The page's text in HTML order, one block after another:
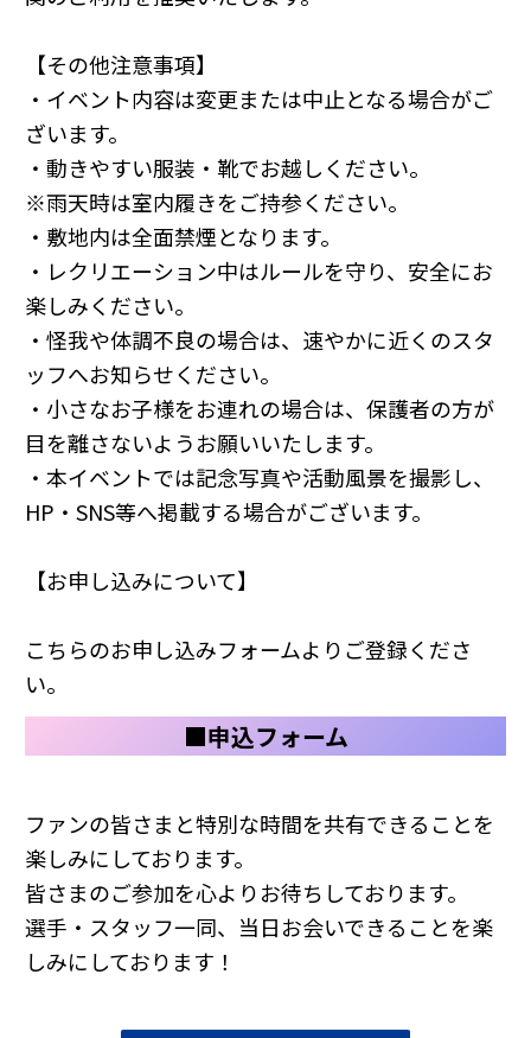
【その他注意事項】
・イベント内容は変更または中止となる場合がご
ざいます。
・動きやすい服装・靴でお越しください。
※雨天時は室内履きをご持参ください。
・敷地内は全面禁煙となります。
・レクリエーション中はルールを守り、安全にお
楽しみください。
・怪我や体調不良の場合は、速やかに近くのスタ
ッフへお知らせください。
・小さなお子様をお連れの場合は、保護者の方が
目を離さないようお願いいたします。
・本イベントでは記念写真や活動風景を撮影し、
HP・SNS等へ掲載する場合がございます。
【お申し込みについて】
こちらのお申し込みフォームよりご登録くださ
い。
■申込フォーム
ファンの皆さまと特別な時間を共有できることを
楽しみにしております。
皆さまのご参加を心よりお待ちしております。
選手・スタッフ一同、当日お会いできることを楽
しみにしております！